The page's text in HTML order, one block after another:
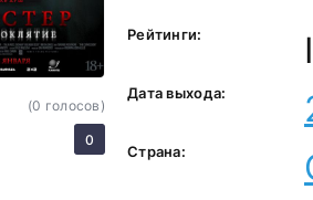
(0 голосов)
0
Рейтинги:
Дата выхода:
Страна: